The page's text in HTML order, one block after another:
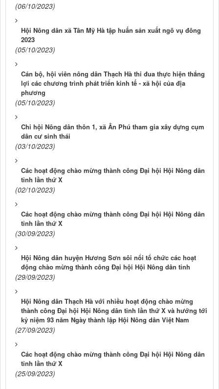
(06/10/2023)
Hội Nông dân xã Tân Mỹ Hà tập huấn sản xuất ngô vụ đông
2023
(05/10/2023)
Cán bộ, hội viên nông dân Thạch Hà thi đua thực hiện thắng
lợi các chương trình phát triển kinh tế - xã hội của địa
phương
(05/10/2023)
Chi hội Nông dân thôn 1, xã Ân Phú tham gia xây dựng cụm
dân cư sinh thái
(03/10/2023)
Các hoạt động chào mừng thành công Đại hội Hội Nông dân
tỉnh lần thứ X
(02/10/2023)
Các hoạt động chào mừng thành công Đại hội Hội Nông dân
tỉnh lần thứ X
(30/09/2023)
Hội Nông dân huyện Hương Sơn sôi nổi tổ chức các hoạt
động chào mừng thành công Đại hội Hội Nông dân tỉnh
(29/09/2023)
Hội Nông dân Thạch Hà với nhiều hoạt động chào mừng
thành công Đại hội Hội Nông dân tỉnh lần thứ X và hướng tới
kỷ niệm 93 năm Ngày thành lập Hội Nông dân Việt Nam
(27/09/2023)
Các hoạt động chào mừng thành công Đại hội Hội Nông dân
tỉnh lần thứ X
(25/09/2023)